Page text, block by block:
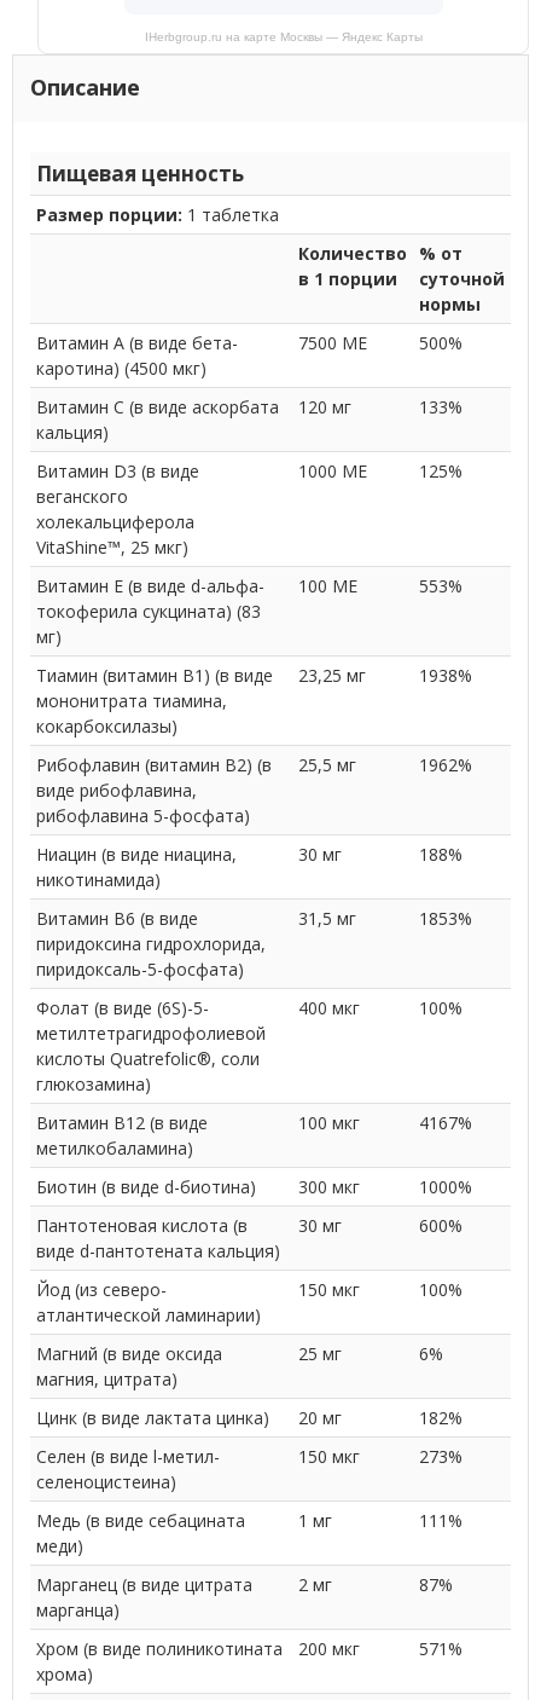
IHerbgroup.ru на карте Москвы — Яндекс Карты
Описание
Пищевая ценность
Размер порции: 1 таблетка
Количество
в 1 порции
% от
суточной
нормы
Витамин A (в виде бета-
каротина) (4500 мкг)
7500 МЕ 500%
Витамин C (в виде аскорбата
кальция)
120 мг 133%
Витамин D3 (в виде
веганского
холекальциферола
VitaShine™, 25 мкг)
1000 МЕ 125%
Витамин E (в виде d-альфа-
токоферила сукцината) (83
мг)
100 МЕ 553%
Тиамин (витамин B1) (в виде
мононитрата тиамина,
кокарбоксилазы)
23,25 мг 1938%
Рибофлавин (витамин B2) (в
виде рибофлавина,
рибофлавина 5-фосфата)
25,5 мг 1962%
Ниацин (в виде ниацина,
никотинамида)
30 мг 188%
Витамин B6 (в виде
пиридоксина гидрохлорида,
пиридоксаль-5-фосфата)
31,5 мг 1853%
Фолат (в виде (6S)-5-
метилтетрагидрофолиевой
кислоты Quatrefolic®, соли
глюкозамина)
400 мкг 100%
Витамин B12 (в виде
метилкобаламина)
100 мкг 4167%
Биотин (в виде d-биотина) 300 мкг
1000%
Пантотеновая кислота (в
виде d-пантотената кальция)
30 мг 600%
Йод (из северо-
атлантической ламинарии)
150 мкг 100%
Магний (в виде оксида
магния, цитрата)
25 мг 6%
Цинк (в виде лактата цинка) 20 мг
182%
Селен (в виде l-метил-
селеноцистеина)
150 мкг 273%
Медь (в виде себацината
меди)
1 мг 111%
Марганец (в виде цитрата
марганца)
2 мг 87%
Хром (в виде полиникотината
хрома)
200 мкг 571%